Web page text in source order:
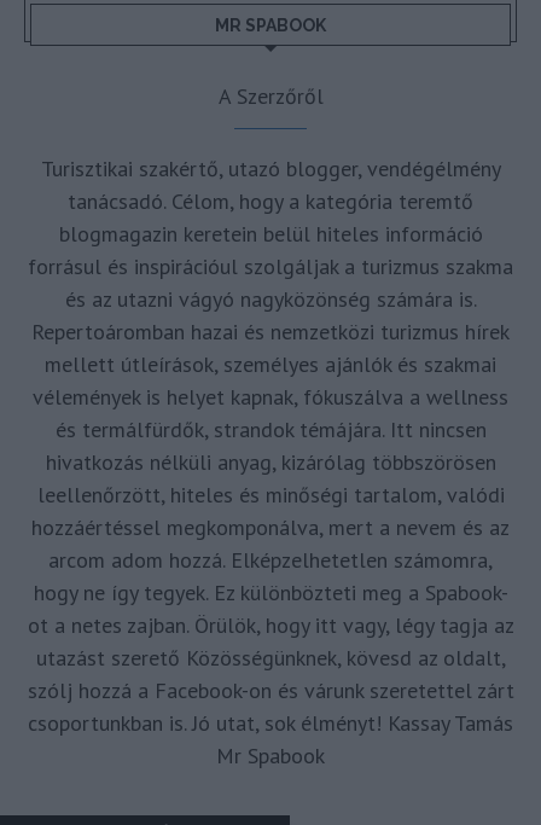
MR SPABOOK
A Szerzőről
Turisztikai szakértő, utazó blogger, vendégélmény
tanácsadó. Célom, hogy a kategória teremtő
blogmagazin keretein belül hiteles információ
forrásul és inspirációul szolgáljak a turizmus szakma
és az utazni vágyó nagyközönség számára is.
Repertoáromban hazai és nemzetközi turizmus hírek
mellett útleírások, személyes ajánlók és szakmai
vélemények is helyet kapnak, fókuszálva a wellness
és termálfürdők, strandok témájára. Itt nincsen
hivatkozás nélküli anyag, kizárólag többszörösen
leellenőrzött, hiteles és minőségi tartalom, valódi
hozzáértéssel megkomponálva, mert a nevem és az
arcom adom hozzá. Elképzelhetetlen számomra,
hogy ne így tegyek. Ez különbözteti meg a Spabook-
ot a netes zajban. Örülök, hogy itt vagy, légy tagja az
utazást szerető Közösségünknek, kövesd az oldalt,
szólj hozzá a Facebook-on és várunk szeretettel zárt
csoportunkban is. Jó utat, sok élményt! Kassay Tamás
Mr Spabook